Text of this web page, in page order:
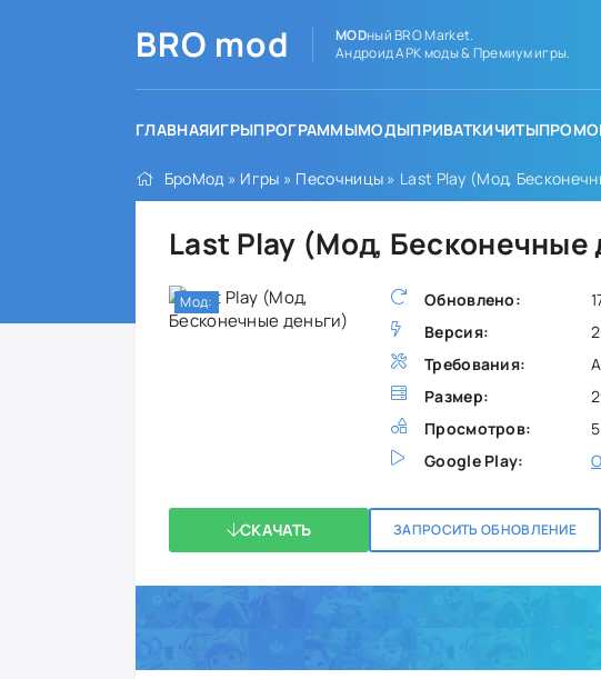
BRO mod MODный BRO Market.
Андроид APK моды & Премиум игры.
ГЛАВНАЯИГРЫПРОГРАММЫМОДЫПРИВАТКИЧИТЫ
БроМод » Игры » Песочницы » Last Play (Мод,
Last Play (Мод, Бесконечные
Обновлено:
Версия:
Требования:
Размер:
Просмотров:
Google Play:
СКАЧАТЬ ЗАПРОСИТЬ ОБНОВЛЕНИЕ
Мод: